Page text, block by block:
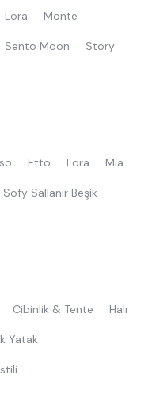
Lora Monte
Sento Moon Story
Etto Lora Mia
Sofy Sallanır Beşik
Cibinlik & Tente Halı
Yatak